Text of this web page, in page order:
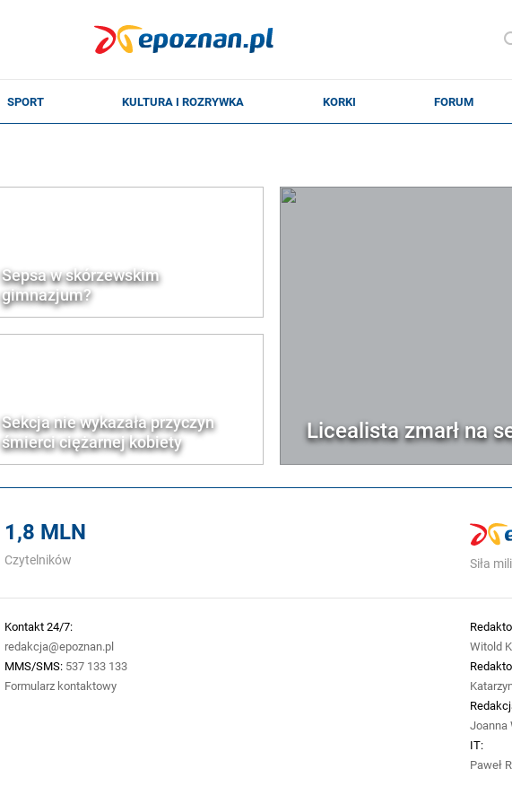
Sepsa w skórzewskim
gimnazjum?
Sekcja nie wykazała przyczyn
śmierci ciężarnej kobiety
Licealista zmarł na
1,8 MLN
Czytelników Siła
Kontakt 24/7:
redakcja@epoznan.pl
MMS/SMS: 537 133 133
Formularz kontaktowy
Witold
Joanna
IT:
Paweł